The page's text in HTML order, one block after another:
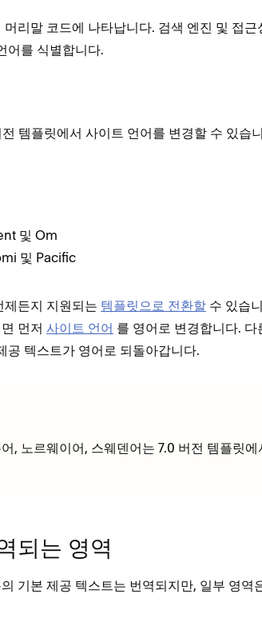
리말 코드에 나타납니다. 검색 엔진 및 접
어를 식별합니다.
템플릿에서 사이트 언어를 변경할 수 있습
및 Om
및 Pacific
제든지 지원되는 템플릿으로 전환할 수 있습
먼저 사이트 언어 를 영어로 변경합니다.
공 텍스트가 영어로 되돌아갑니다.
, 노르웨이어, 스웨덴어는 7.0 버전 템플릿
되는 영역
기본 제공 텍스트는 번역되지만, 일부 영역